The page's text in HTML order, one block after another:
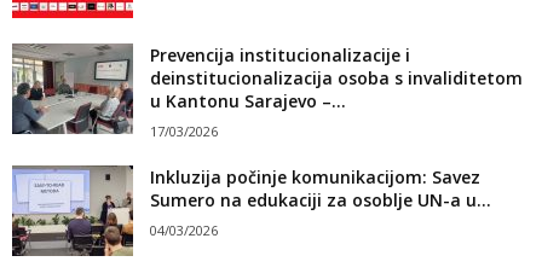
Prevencija institucionalizacije i
deinstitucionalizacija osoba s invaliditetom
u Kantonu Sarajevo –...
17/03/2026
Inkluzija počinje komunikacijom: Savez
Sumero na edukaciji za osoblje UN-a u...
04/03/2026